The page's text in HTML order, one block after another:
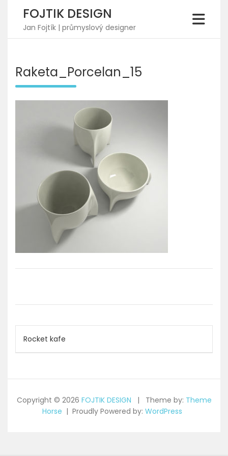
content
FOJTIK DESIGN
Jan Fojtík | průmyslový designer
Raketa_Porcelan_15
Navigace
pro
příspěvek
Rocket kafe
Copyright © 2026 FOJTIK DESIGN Theme by: Theme
Horse
Proudly Powered by: WordPress